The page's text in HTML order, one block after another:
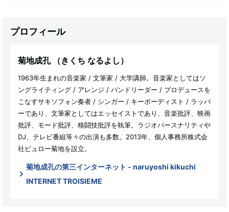
プロフィール
菊地成孔 （きくち なるよし）
1963年生まれの音楽家 / 文筆家 / 大学講師。音楽家としてはソ
ングライティング / アレンジ / バンドリーダー / プロデュースを
こなすサキソフォン奏者 / シンガー / キーボーディスト / ラッパ
ーであり、文筆家としてはエッセイストであり、音楽批評、映画
批評、モード批評、格闘技批評を執筆。ラジオパースナリティや
DJ、テレビ番組等々の出演も多数。2013年、個人事務所株式会
社ビュロー菊地を設立。
菊地成孔の第三インターネット - naruyoshi kikuchi
INTERNET TROISIEME